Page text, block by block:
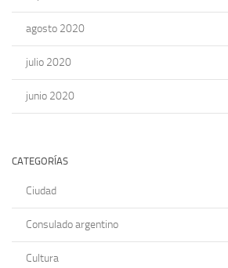
agosto 2020
julio 2020
junio 2020
CATEGORÍAS
Ciudad
Consulado argentino
Cultura